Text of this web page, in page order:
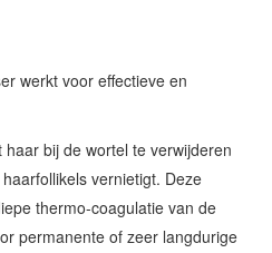
werkt voor effectieve en
bij de wortel te verwijderen
vernietigt. Deze
thermo-coagulatie van de
permanente of zeer langdurige